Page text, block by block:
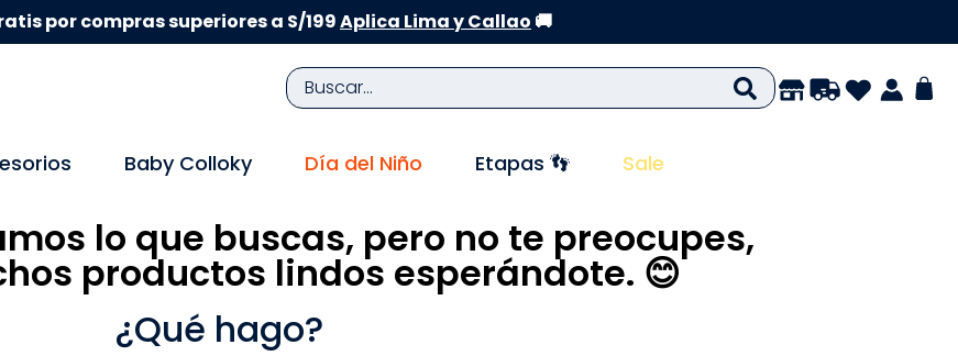
por compras superiores a S/199Aplica Lima y Callao 🚚
Buscar...
Baby Colloky Día del Niño Etapas 👣 Sale
lo que buscas, pero no te preocupes,
productos lindos esperándote. 😊
¿Qué hago?
TÉRMINOS MÁS BUSCADOS
2 .
zapatillas niño
3.
medias
sandalias niña